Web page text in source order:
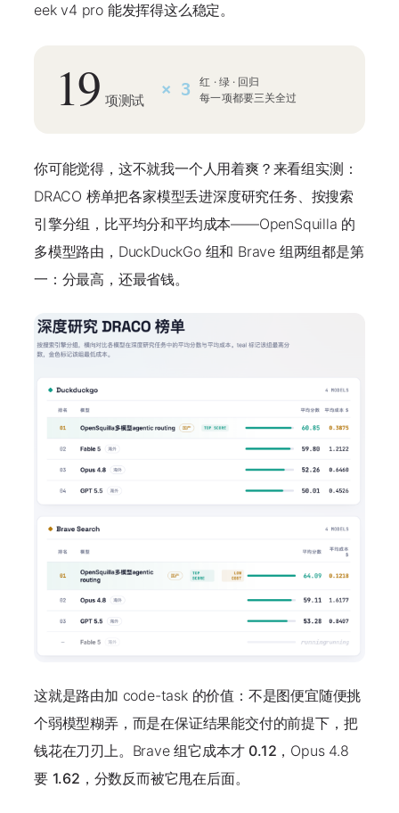
eek v4 pro 能发挥得这么稳定。
19 项测试
× 3
红 · 绿 · 回归
每一项都要三关全过
你可能觉得，这不就我一个人用着爽？来看组实测：
DRACO 榜单把各家模型丢进深度研究任务、按搜索
引擎分组，比平均分和平均成本——OpenSquilla 的
多模型路由，DuckDuckGo 组和 Brave 组两组都是第
一：分最高，还最省钱。
这就是路由加 code-task 的价值：不是图便宜随便挑
个弱模型糊弄，而是在保证结果能交付的前提下，把
钱花在刀刃上。Brave 组它成本才 0.12 ，Opus 4.8
要 1.62 ，分数反而被它甩在后面。